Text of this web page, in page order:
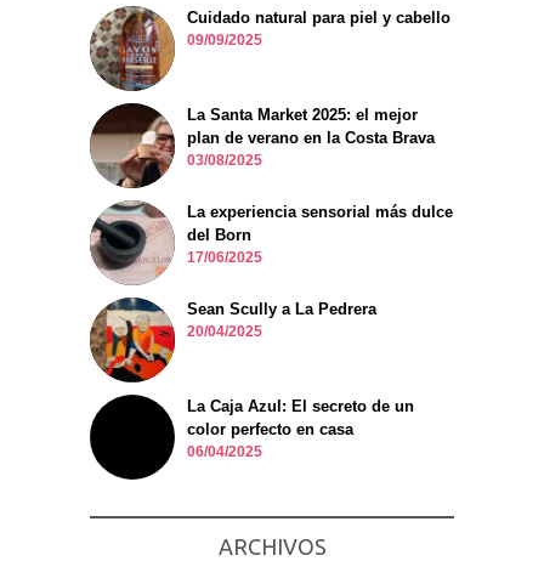
Cuidado natural para piel y cabello
09/09/2025
La Santa Market 2025: el mejor
plan de verano en la Costa Brava
03/08/2025
La experiencia sensorial más dulce
del Born
17/06/2025
Sean Scully a La Pedrera
20/04/2025
La Caja Azul: El secreto de un
color perfecto en casa
06/04/2025
ARCHIVOS